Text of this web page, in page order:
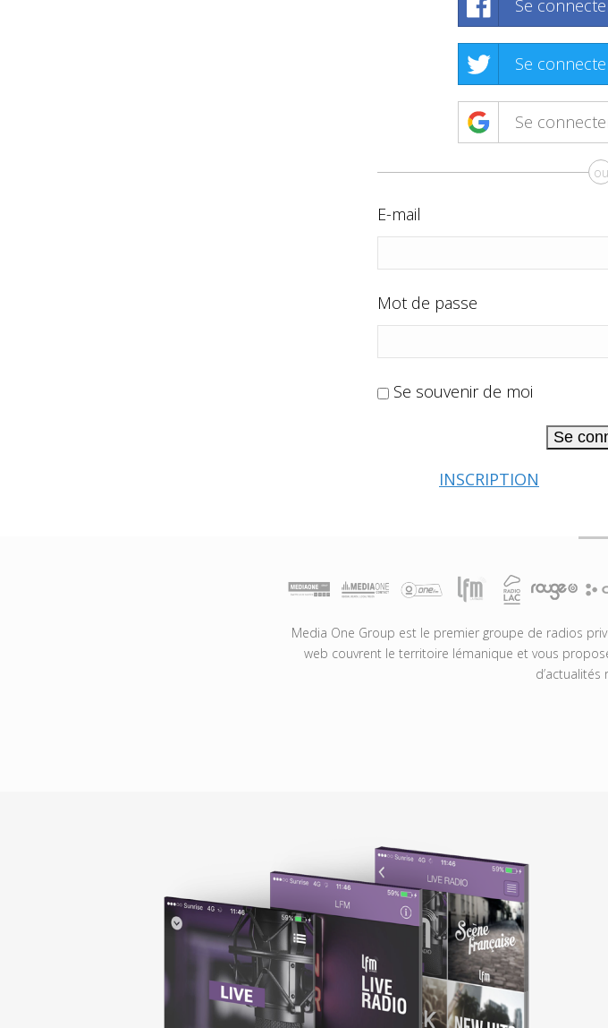
Se
Se
Se
ou
E-mail
Mot de passe
Se souvenir de moi
Se
INSCRIPTION
Media One Group est le premier groupe de radios
web couvrent le territoire lémanique et vous
d’actualités